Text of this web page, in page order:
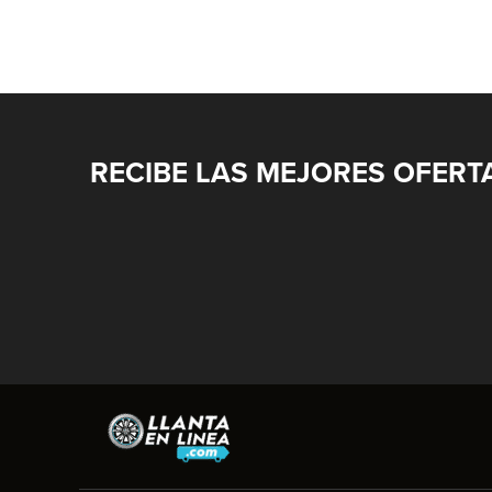
RECIBE LAS MEJORES